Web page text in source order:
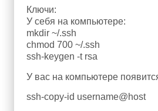
Ключи:
У себя на компьютере:
mkdir ~/.ssh
chmod 700 ~/.ssh
ssh-keygen -t rsa
У вас на компьютере
ssh-copy-id username@host